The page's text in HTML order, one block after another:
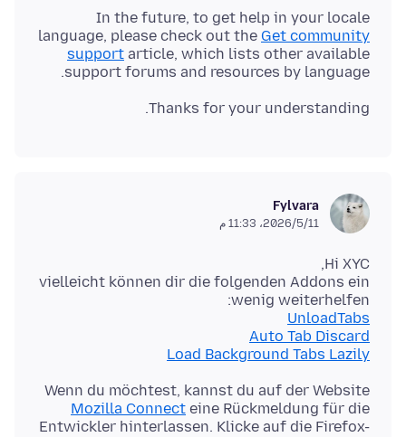
In the future, to get help in your locale
language, please check out the Get community
support article, which lists other available
support forums and resources by language.
Thanks for your understanding.
Fylvara
11‏/5‏/2026، 11:33 م
vielleicht können dir die folgenden Addons ein
wenig weiterhelfen:
UnloadTabs
Auto Tab Discard
Load Background Tabs Lazily
Wenn du möchtest, kannst du auf der Website
Mozilla Connect eine Rückmeldung für die
Entwickler hinterlassen. Klicke auf die Firefox-